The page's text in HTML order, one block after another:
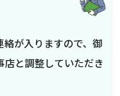
が入りますので、御
と調整していただき